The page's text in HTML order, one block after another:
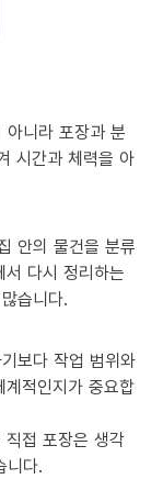
니라 포장과 분
시간과 체력을 아
안의 물건을 분류
다시 정리하는
습니다.
보다 작업 범위와
적인지가 중요합
접 포장은 생각
니다.